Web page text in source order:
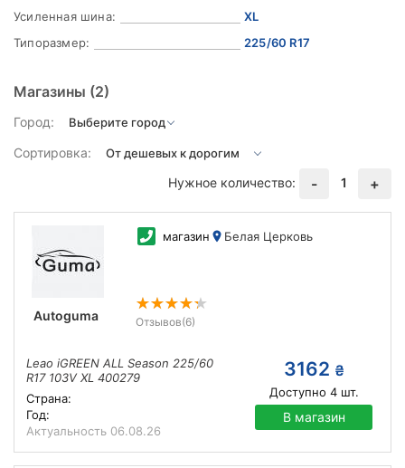
Усиленная шина:
XL
Типоразмер:
225/60 R17
Магазины (2)
Город:
Сортировка:
Нужное количество:
- 1 +
Autoguma
магазин Белая Церковь
Отзывов(6)
Leao iGREEN ALL Season 225/60
R17 103V XL 400279
Страна:
Год:
Актуальность 06.08.26
3162 ₴
Доступно 4шт.
В магазин